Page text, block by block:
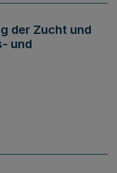
der Zucht und
und